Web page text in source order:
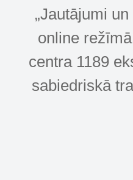
„Jautājumi
online
centra 1189
sabiedriskā